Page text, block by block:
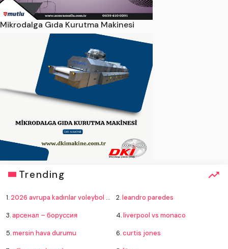
Mikrodalga Gıda Kurutma Makinesi
Trending
1. 2026 avrupa kadınlar voleybol şampiyonası 2.leandro paredes
3.арсенал – боруссия 4.liverpool vs monaco
5.mersin hava durumu 6.curtis jones